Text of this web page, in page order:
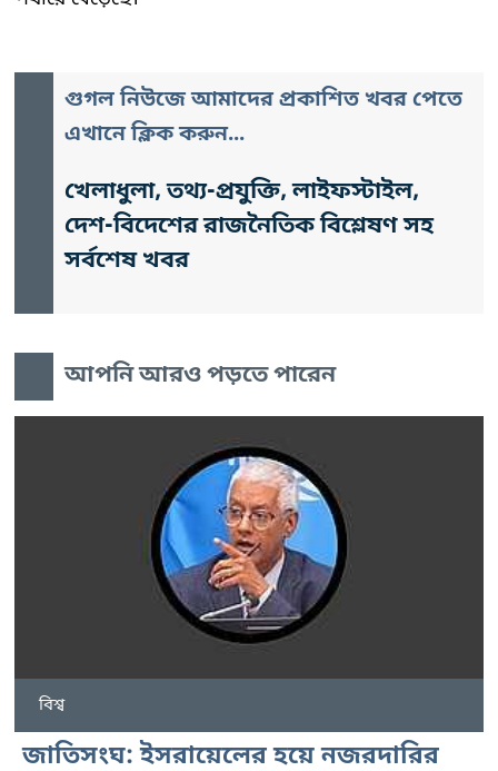
গুগল নিউজে আমাদের প্রকাশিত খবর পেতে
এখানে ক্লিক করুন...
খেলাধুলা, তথ্য-প্রযুক্তি, লাইফস্টাইল,
দেশ-বিদেশের রাজনৈতিক বিশ্লেষণ সহ
সর্বশেষ খবর
আপনি আরও পড়তে পারেন
বিশ্ব
জাতিসংঘ: ইসরায়েলের হয়ে নজরদারির